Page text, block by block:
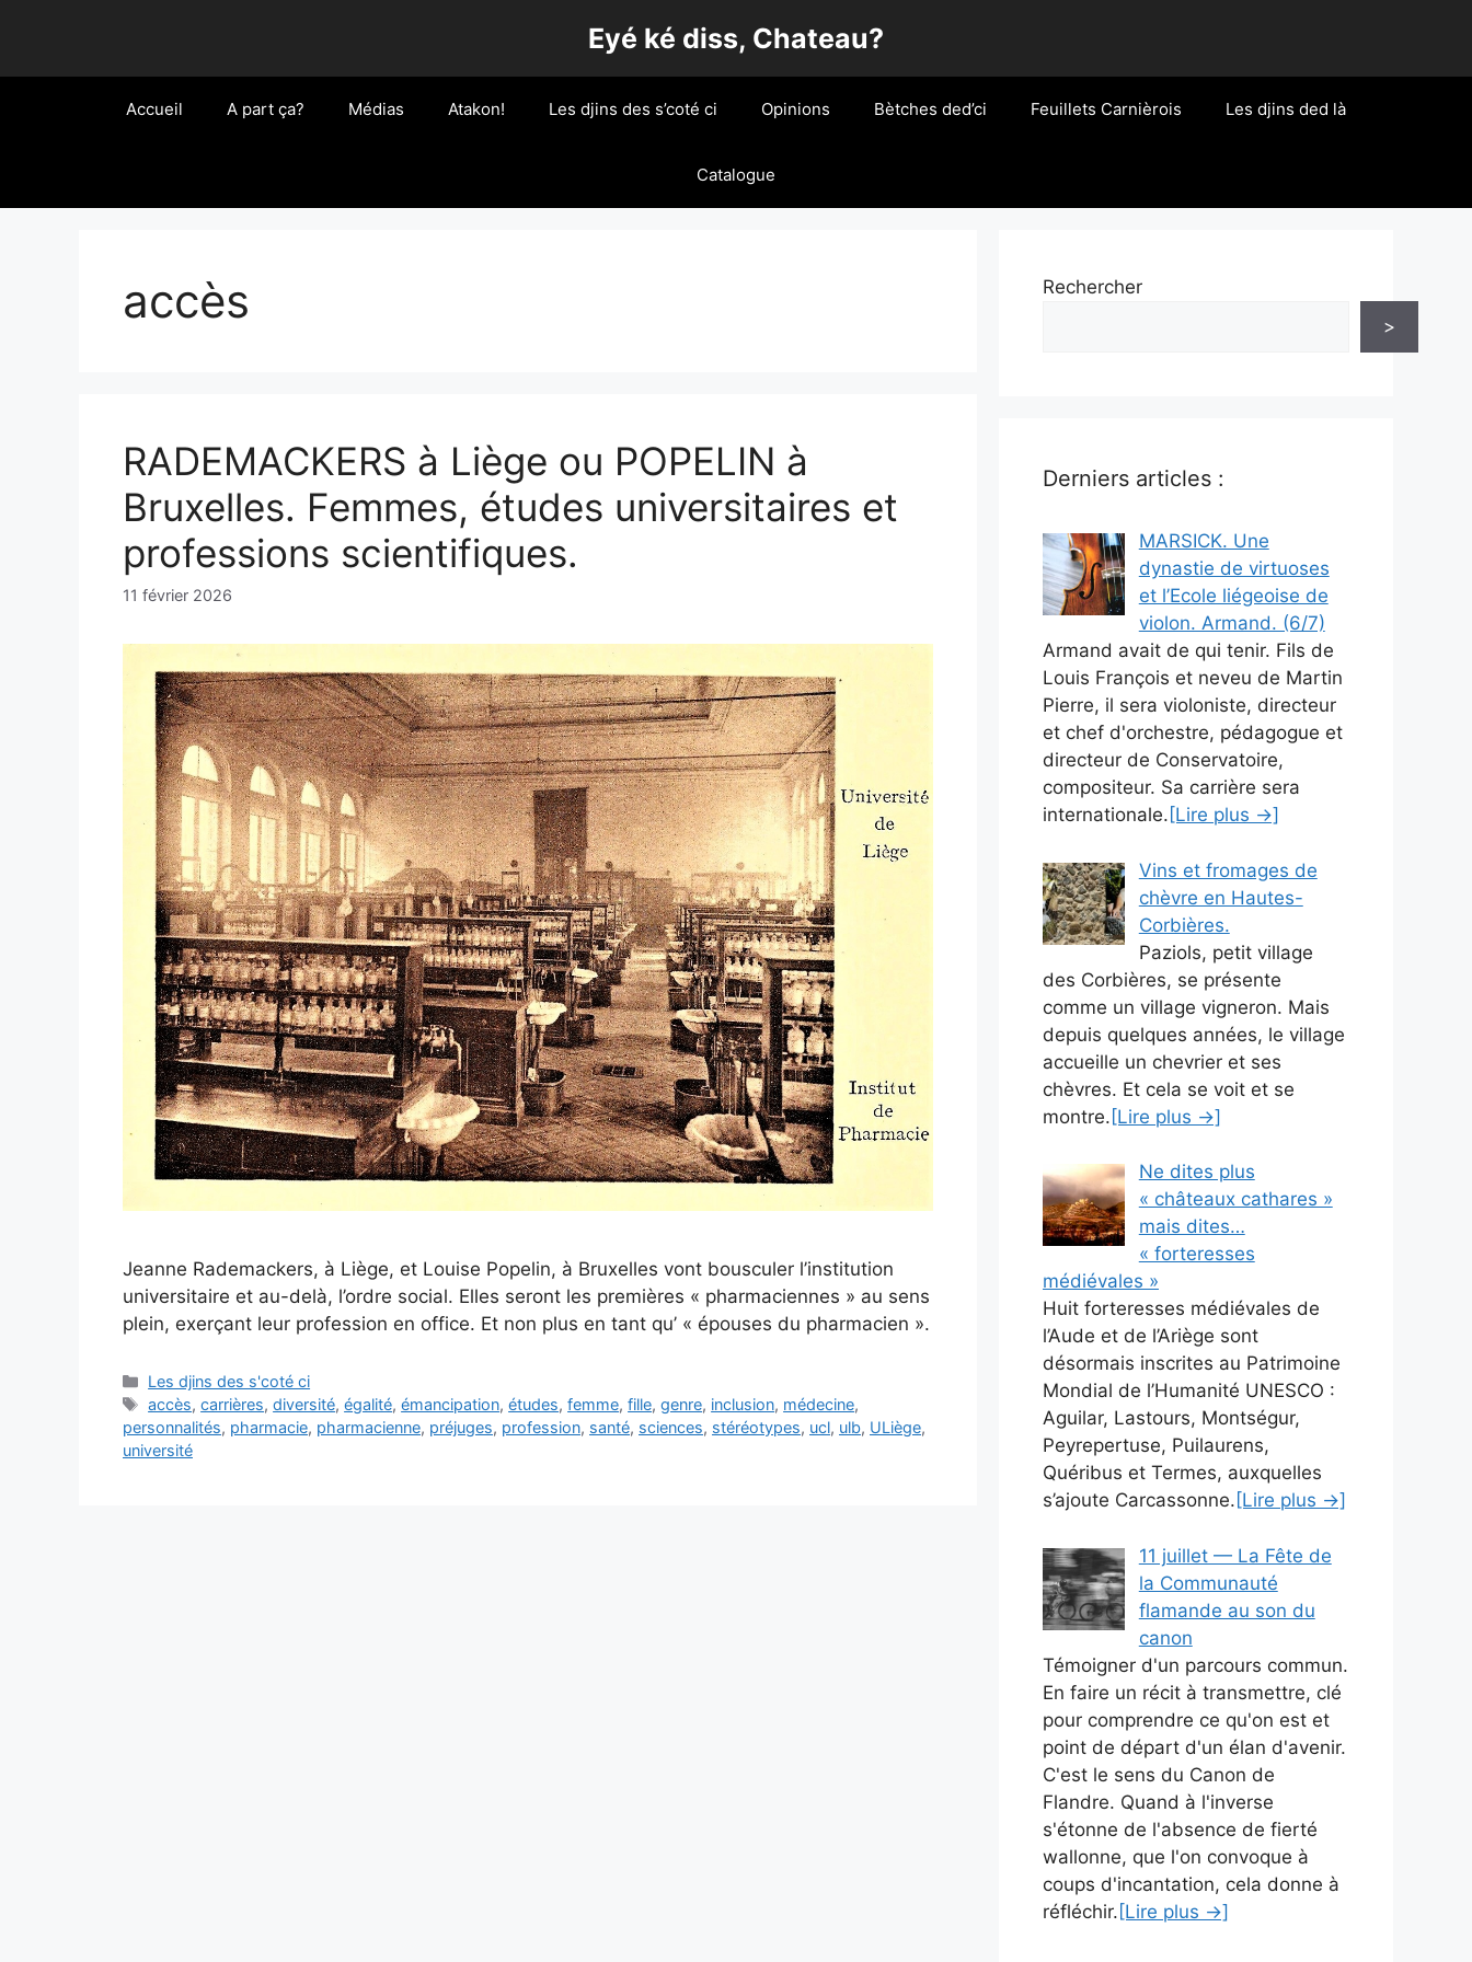
Eyé ké diss, Chateau?
Accueil A part ça? Médias Atakon! Les djins des s’coté ci Opinions Bètches ded’ci Feuillets Carnièrois Les djins ded là
Catalogue
accès
RADEMACKERS à Liège ou POPELIN à
Bruxelles. Femmes, études universitaires et
professions scientifiques.
11 février 2026
Jeanne Rademackers, à Liège, et Louise Popelin, à Bruxelles vont bousculer l’institution
universitaire et au-delà, l’ordre social. Elles seront les premières « pharmaciennes » au sens
plein, exerçant leur profession en office. Et non plus en tant qu’ « épouses du pharmacien ».
Catégories
Les djins des s'coté ci
Étiquettes
accès,carrières,diversité,égalité,émancipation,études,femme,fille,genre, inclusion, médecine,
personnalités, pharmacie, pharmacienne, préjuges, profession, santé, sciences, stéréotypes, ucl, ulb, ULiège,
université
Rechercher
>
Derniers articles :
MARSICK. Une
dynastie de virtuoses
et l’Ecole liégeoise de
violon. Armand. (6/7)
Armand avait de qui tenir. Fils de
Louis François et neveu de Martin
Pierre, il sera violoniste, directeur
et chef d'orchestre, pédagogue et
directeur de Conservatoire,
compositeur. Sa carrière sera
internationale. [Lire plus →]
Vins et fromages de
chèvre en Hautes-
Corbières.
Paziols, petit village
des Corbières, se présente
comme un village vigneron. Mais
depuis quelques années, le village
accueille un chevrier et ses
chèvres. Et cela se voit et se
montre. [Lire plus →]
Ne dites plus
« châteaux cathares »
mais dites…
« forteresses
médiévales »
Huit forteresses médiévales de
l’Aude et de l’Ariège sont
désormais inscrites au Patrimoine
Mondial de l’Humanité UNESCO :
Aguilar, Lastours, Montségur,
Peyrepertuse, Puilaurens,
Quéribus et Termes, auxquelles
s’ajoute Carcassonne. [Lire plus →]
11 juillet — La Fête de
la Communauté
flamande au son du
canon
Témoigner d'un parcours commun.
En faire un récit à transmettre, clé
pour comprendre ce qu'on est et
point de départ d'un élan d'avenir.
C'est le sens du Canon de
Flandre. Quand à l'inverse
s'étonne de l'absence de fierté
wallonne, que l'on convoque à
coups d'incantation, cela donne à
réfléchir. [Lire plus →]